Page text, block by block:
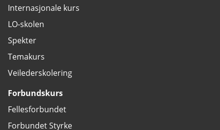
Internasjonale kurs
LO-skolen
Spekter
Temakurs
Veilederskolering
Forbundskurs
Fellesforbundet
Forbundet Styrke